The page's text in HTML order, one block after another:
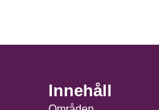
Innehåll